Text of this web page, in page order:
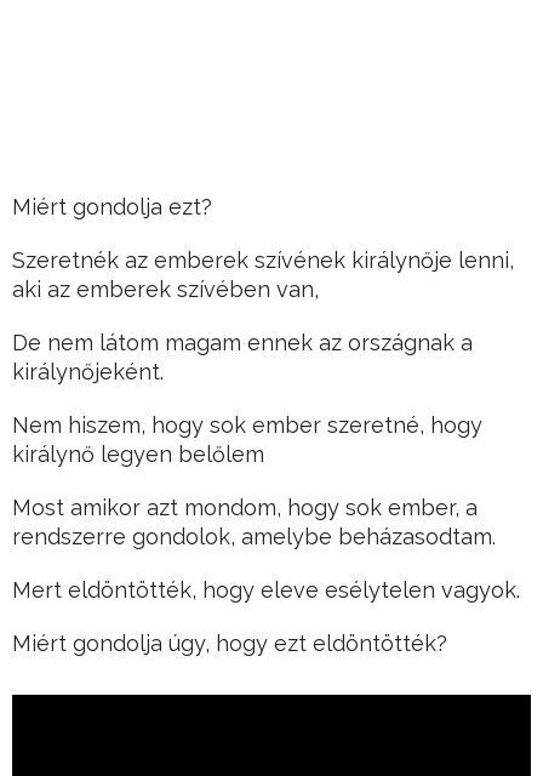
Miért gondolja ezt?
Szeretnék az emberek szívének királynője lenni,
aki az emberek szívében van,
De nem látom magam ennek az országnak a
királynőjeként.
Nem hiszem, hogy sok ember szeretné, hogy
királynő legyen belőlem
Most amikor azt mondom, hogy sok ember, a
rendszerre gondolok, amelybe beházasodtam.
Mert eldöntötték, hogy eleve esélytelen vagyok.
Miért gondolja úgy, hogy ezt eldöntötték?